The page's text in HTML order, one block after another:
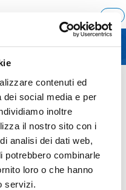
contenuti ed
dei social media e per
inoltre
il nostro sito con i
analisi dei dati web,
potrebbero combinarle
loro o che hanno
servizi.
Last update: 2019/06/11 8:17